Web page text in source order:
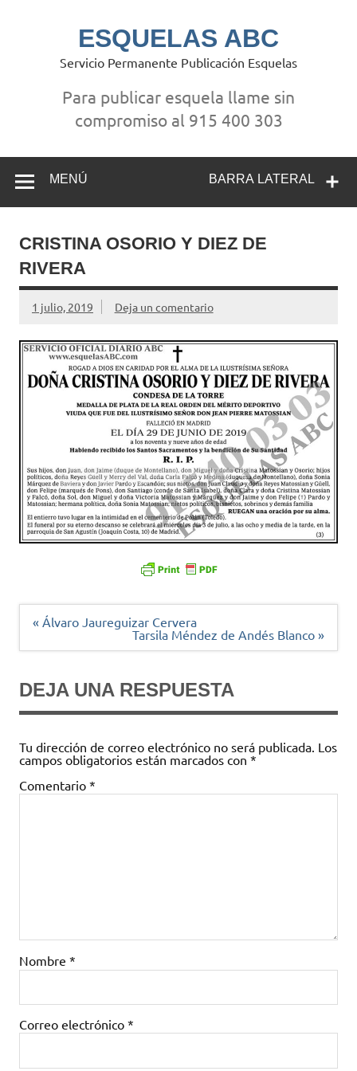
ESQUELAS ABC
Servicio Permanente Publicación Esquelas
Para publicar esquela llame sin
compromiso al 915 400 303
BARRA LATERAL
MENÚ
CRISTINA OSORIO Y DIEZ DE
RIVERA
1 julio, 2019 Deja un comentario
Navegación
« Álvaro Jaureguizar Cervera
Tarsila Méndez de Andés Blanco »
DEJA UNA RESPUESTA
Tu dirección de correo electrónico no será publicada. Los
campos obligatorios están marcados con *
Comentario *
Nombre *
Correo electrónico *